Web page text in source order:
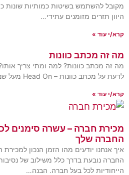
מקובל להשתמש בשיטות כמותיות שונות
היוון תזרים מזומנים עתידי…
קרא/י עוד »
מה זה מכתב כוונות
מה זה מכתב כוונות? למה ומתי צריך
לדעת על מכתב כוונות – Head On מעל שני עשורים של ניסיון של…
קרא/י עוד »
מכירת חברה – עשרה סימנים
החברה שלך
איך אנחנו יודעים מהו הזמן הנכון
החברה נובעת בדרך כלל משילוב של
הייחודיות לכל בעל חברה. הבנה…